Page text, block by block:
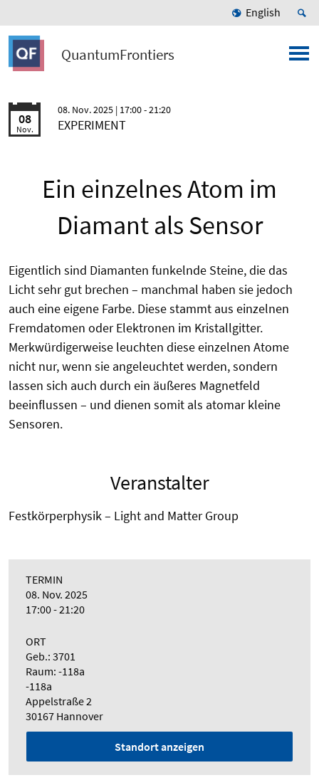
English
QuantumFrontiers
08
Nov.
08. Nov. 2025 | 17:00 - 21:20
EXPERIMENT
Ein einzelnes Atom im
Diamant als Sensor
Eigentlich sind Diamanten funkelnde Steine, die das
Licht sehr gut brechen – manchmal haben sie jedoch
auch eine eigene Farbe. Diese stammt aus einzelnen
Fremdatomen oder Elektronen im Kristallgitter.
Merkwürdigerweise leuchten diese einzelnen Atome
nicht nur, wenn sie angeleuchtet werden, sondern
lassen sich auch durch ein äußeres Magnetfeld
beeinflussen – und dienen somit als atomar kleine
Sensoren.
Veranstalter
Festkörperphysik – Light and Matter Group
TERMIN
08. Nov. 2025
17:00 - 21:20
ORT
Geb.: 3701
Raum: -118a
-118a
Appelstraße 2
30167 Hannover
Standort anzeigen